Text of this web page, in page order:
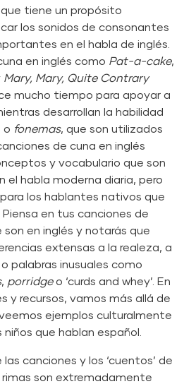
tiene un propósito
los sonidos de consonantes
en el habla de inglés.
en inglés como Pat-a-cake,
Mary, Mary, Quite Contrary
mucho tiempo para apoyar a
desarrollan la habilidad
o fonemas, que son utilizados
de cuna en inglés
y vocabulario que son
el habla moderna diaria, pero
los hablantes nativos que
Piensa en tus canciones de
en inglés y notarás que
extensas a la realeza, a
palabras inusuales como
, porridgeo ‘curds and whey’. En
y recursos, vamos más allá de
ejemplos culturalmente
que hablan español.
canciones y los ‘cuentos’ de
rimas son extremadamente